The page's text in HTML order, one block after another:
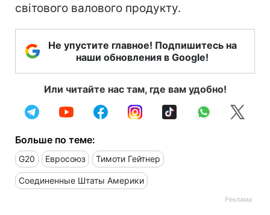
світового валового продукту.
Не упустите главное! Подпишитесь на
наши обновления в Google!
Или читайте нас там, где вам удобно!
Больше по теме:
G20 Евросоюз Тимоти Гейтнер
Соединенные Штаты Америки